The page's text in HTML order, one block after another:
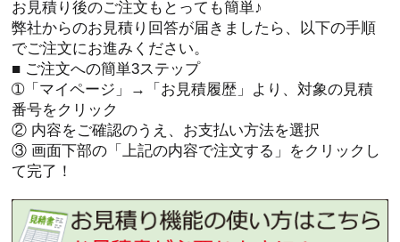
お見積り後のご注文もとっても簡単♪
弊社からのお見積り回答が届きましたら、以下の手順
でご注文にお進みください。
■ ご注文への簡単3ステップ
➀「マイページ」→「お見積履歴」より、対象の見積
番号をクリック
② 内容をご確認のうえ、お支払い方法を選択
③ 画面下部の「上記の内容で注文する」をクリックし
て完了！